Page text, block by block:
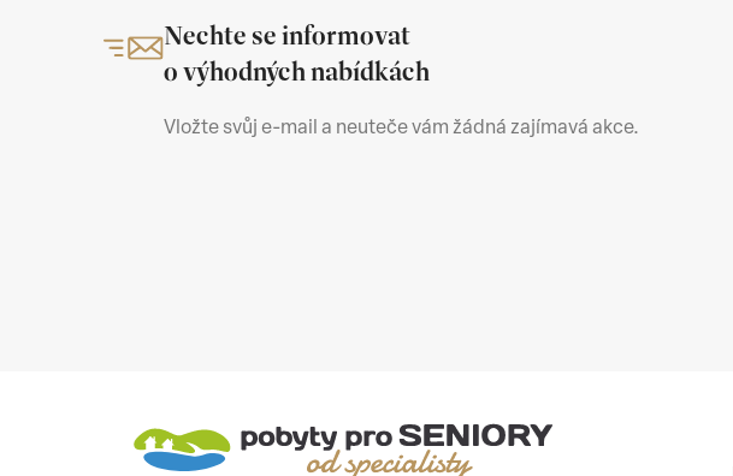
Nechte se informovat
o výhodných nabídkách
Vložte svůj e-mail a neuteče vám žádná zajímavá akce.